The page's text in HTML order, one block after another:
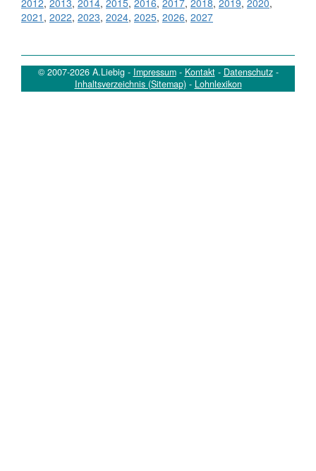
2012, 2013, 2014, 2015, 2016, 2017, 2018, 2019, 2020,
2021 , 2022, 2023, 2024, 2025, 2026, 2027
© 2007-2026 A.Liebig - Impressum- Kontakt- Datenschutz-
Inhaltsverzeichnis (Sitemap)- Lohnlexikon